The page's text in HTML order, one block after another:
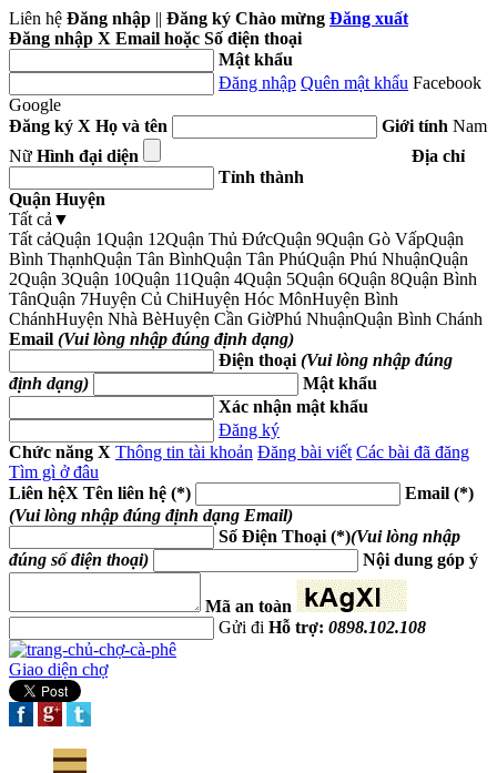
Liên hệ Đăng nhập || Đăng ký Chào mừng Đăng xuất
Đăng nhập X Email hoặc Số điện thoại
Mật khẩu
Đăng nhập Quên mật khẩu Facebook
Google
Đăng ký X Họ và tên Giới tính Nam
Nữ Hình đại diện
Địa chỉ
Tỉnh thành
Quận Huyện
Tất cả ▼
Tất cảQuận 1Quận 12Quận Thủ ĐứcQuận 9Quận Gò VấpQuận
Bình ThạnhQuận Tân BìnhQuận Tân PhúQuận Phú NhuậnQuận
2Quận 3Quận 10Quận 11Quận 4Quận 5Quận 6Quận 8Quận Bình
TânQuận 7Huyện Củ ChiHuyện Hóc MônHuyện Bình
ChánhHuyện Nhà BèHuyện Cần GiờPhú NhuậnQuận Bình Chánh
Email (Vui lòng nhập đúng định dạng)
Điện thoại (Vui lòng nhập đúng
định dạng)
Mật khẩu
Xác nhận mật khẩu
Đăng ký
Chức năng X Thông tin tài khoản Đăng bài viết Các bài đã đăng
Tìm gì ở đâu
Liên hệX Tên liên hệ (*)
Email (*)
(Vui lòng nhập đúng định dạng Email)
Số Điện Thoại (*)(Vui lòng nhập
đúng số điện thoại)
Nội dung góp ý
Mã an toàn
Gửi đi Hỗ trợ: 0898.102.108
Giao diện chợ